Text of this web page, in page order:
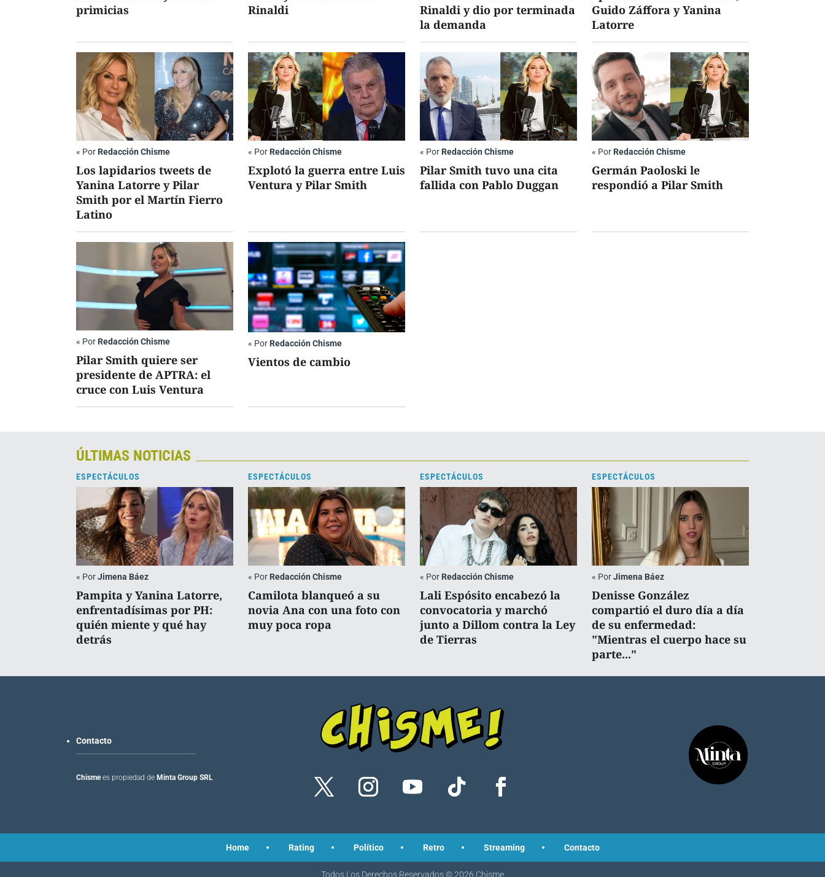
primicias
Rinaldi
Rinaldi y dio por terminada
la demanda
Guido Záffora y Yanina
Latorre
« Por Redacción Chisme
Los lapidarios tweets de
Yanina Latorre y Pilar
Smith por el Martín Fierro
Latino
« Por Redacción Chisme
Explotó la guerra entre Luis
Ventura y Pilar Smith
« Por Redacción Chisme
Pilar Smith tuvo una cita
fallida con Pablo Duggan
« Por Redacción Chisme
Germán Paoloski le
respondió a Pilar Smith
« Por Redacción Chisme
Pilar Smith quiere ser
presidente de APTRA: el
cruce con Luis Ventura
« Por Redacción Chisme
Vientos de cambio
ÚLTIMAS NOTICIAS
ESPECTÁCULOS
« PorJimena Báez
Pampita y Yanina Latorre,
enfrentadísimas por PH:
quién miente y qué hay
detrás
ESPECTÁCULOS
« Por Redacción Chisme
Camilota blanqueó a su
novia Ana con una foto con
muy poca ropa
ESPECTÁCULOS
« Por Redacción Chisme
Lali Espósito encabezó la
convocatoria y marchó
junto a Dillom contra la Ley
de Tierras
ESPECTÁCULOS
« PorJimena Báez
Denisse González
compartió el duro día a día
de su enfermedad:
"Mientras el cuerpo hace su
parte..."
Contacto
Chismees propiedad de Minta Group SRL
Home Rating Político Retro Streaming Contacto
Todos Los Derechos Reservados ©2026 Chisme